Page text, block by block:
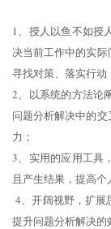
1、授人以鱼不如授
决当前工作中的实际
寻找对策、落实行动
2、以系统的方法论
问题分析解决中的
力；
3、实用的应用工具
且产生结果，提高
4、开阔视野，扩展
提升问题分析解决的